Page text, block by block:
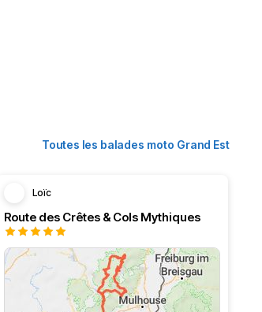
Toutes les balades moto Grand Est
Loïc
Route des Crêtes & Cols Mythiques